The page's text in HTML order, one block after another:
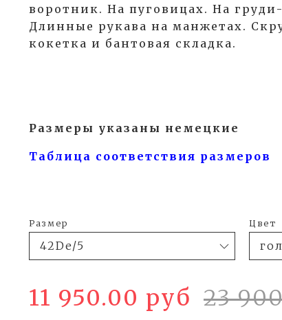
воротник. На пуговицах. На
Длинные рукава на манжетах.
кокетка и бантовая складка.
Размеры указаны немецкие
Таблица соответствия размеров
Размер Цвет
11 950.00 руб 23